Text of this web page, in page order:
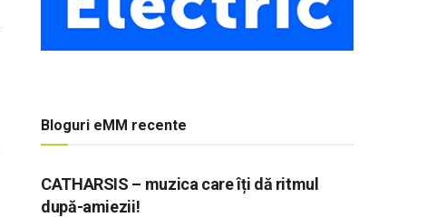
Bloguri eMM recente
CATHARSIS – muzica care îți dă ritmul
după-amiezii!